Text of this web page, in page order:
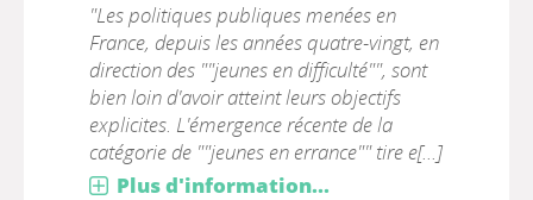
"Les politiques publiques menées en
France, depuis les années quatre-vingt, en
direction des ""jeunes en difficulté"", sont
bien loin d'avoir atteint leurs objectifs
explicites. L'émergence récente de la
catégorie de ""jeunes en errance"" tire e[...]
Plus d'information...